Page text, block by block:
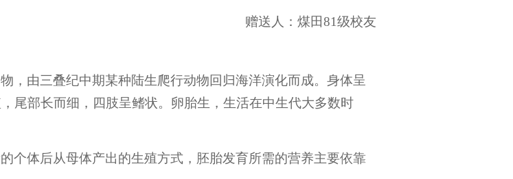
赠送人：煤田81级校友
，由三叠纪中期某种陆生爬行动物回归海洋演化而成。身体呈
尾部长而细，四肢呈鳍状。卵胎生，生活在中生代大多数时
个体后从母体产出的生殖方式，胚胎发育所需的营养主要依靠